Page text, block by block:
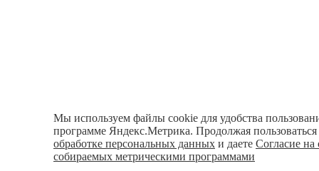
Мы используем файлы cookie для удобства
программе Яндекс.Метрика. Продолжая
обработке персональных данных и даете Согласие
собираемых метрическими программами